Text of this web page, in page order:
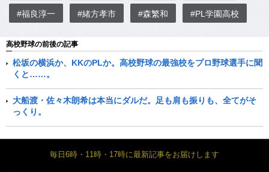
#福良淳一 #緒方孝市 #森繁和 #PL学園高校
高校野球の前後の記事
松坂の横浜か、KKのPLか。高校野球の最強校をプロ野球選手に聞
くと……。
大船渡・佐々木朗希は本当にダルだ。足も肩も振りも、全てがそ
っくり。
毎日6時・11時・17時に最新記事をお届けします